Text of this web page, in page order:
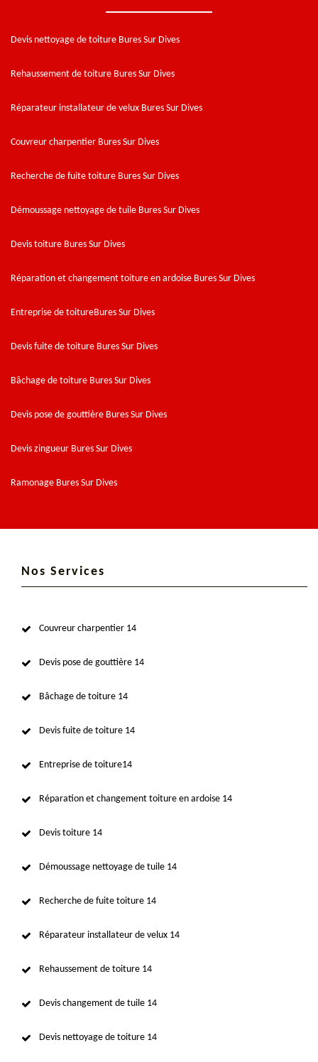
Devis nettoyage de toiture Bures Sur Dives
Rehaussement de toiture Bures Sur Dives
Réparateur installateur de velux Bures Sur Dives
Couvreur charpentier Bures Sur Dives
Recherche de fuite toiture Bures Sur Dives
Démoussage nettoyage de tuile Bures Sur Dives
Devis toiture Bures Sur Dives
Réparation et changement toiture en ardoise Bures Sur Dives
Entreprise de toitureBures Sur Dives
Devis fuite de toiture Bures Sur Dives
Bâchage de toiture Bures Sur Dives
Devis pose de gouttière Bures Sur Dives
Devis zingueur Bures Sur Dives
Ramonage Bures Sur Dives
Nos Services
Couvreur charpentier 14
Devis pose de gouttière 14
Bâchage de toiture 14
Devis fuite de toiture 14
Entreprise de toiture14
Réparation et changement toiture en ardoise 14
Devis toiture 14
Démoussage nettoyage de tuile 14
Recherche de fuite toiture 14
Réparateur installateur de velux 14
Rehaussement de toiture 14
Devis changement de tuile 14
Devis nettoyage de toiture 14